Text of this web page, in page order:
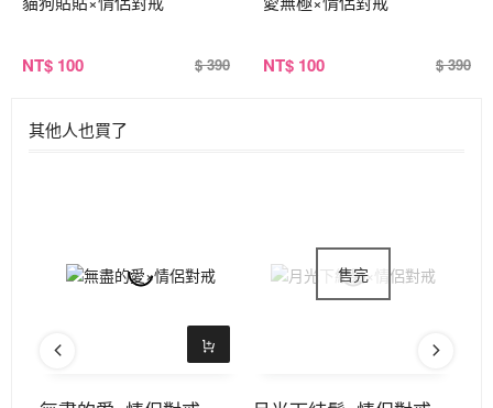
NT$ 100 $ 390 NT$ 100 $ 390
其他人也買了